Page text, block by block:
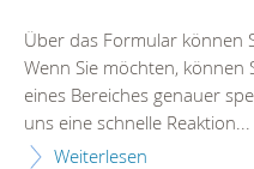
Über das Formular können
Wenn Sie möchten, können
eines Bereiches genauer
uns eine schnelle Reaktion...
Weiterlesen